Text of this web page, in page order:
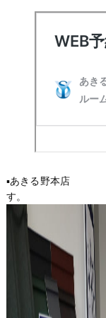
▪️あきる野本店 ※
す。